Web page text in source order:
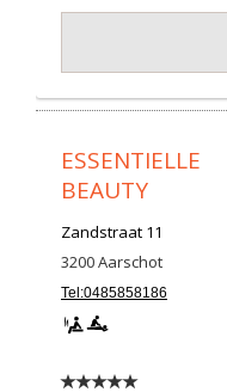
ESSENTIELLE
BEAUTY
Zandstraat 11
3200Aarschot
Tel:0485858186